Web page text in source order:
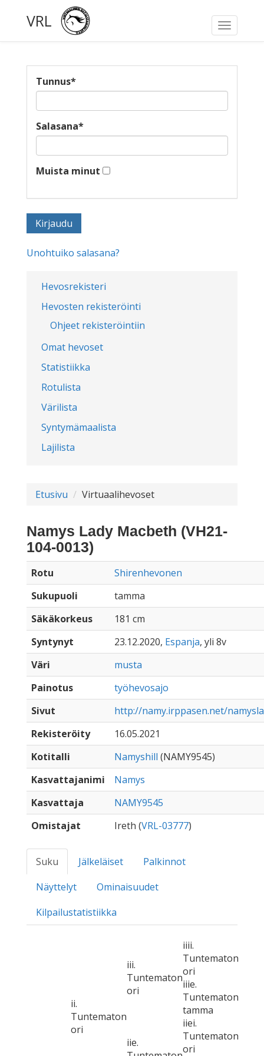
Toggle
VRL
Hevosrekisteri
Hevosten rekisteröinti
Ohjeet rekisteröintiin
Omat hevoset
Statistiikka
Rotulista
Värilista
Syntymämaalista
Lajilista
Tunnus*
Salasana*
Muista minut
Unohtuiko salasana?
Etusivu Virtuaalihevoset
Namys Lady Macbeth (VH21-
104-0013)
Rotu
Shirenhevonen
Sukupuoli
tamma
Säkäkorkeus
181 cm
Syntynyt
23.12.2020, Espanja, yli 8v
Väri
musta
Painotus
työhevosajo
Sivut
http://namy.irppasen.net/
Rekisteröity
16.05.2021
Kotitalli
Namyshill (NAMY9545)
Kasvattajanimi
Namys
Kasvattaja
NAMY9545
Omistajat
Ireth (VRL-03777)
Suku Jälkeläiset
Palkinnot
Näyttelyt
Ominaisuudet
Kilpailustatistiikka
ii.
Tuntematon
ori
iii.
Tuntematon
ori
iiii.
Tuntematon
ori
iiie.
Tuntematon
tamma
iie.
iiei.
Tuntematon
ori